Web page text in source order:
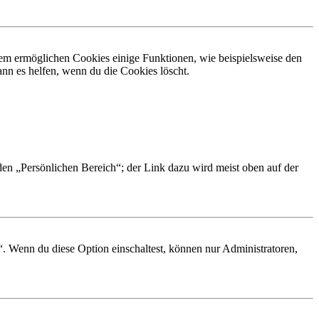
ermöglichen Cookies einige Funktionen, wie beispielsweise den
es helfen, wenn du die Cookies löscht.
„Persönlichen Bereich“; der Link dazu wird meist oben auf der
du diese Option einschaltest, können nur Administratoren,